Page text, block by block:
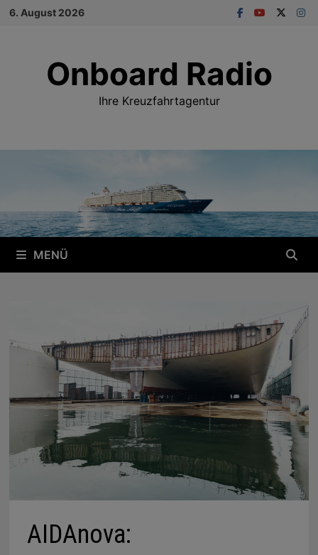
Zum
6. August 2026
Onboard Radio
Ihre Kreuzfahrtagentur
MENÜ
AIDAnova: